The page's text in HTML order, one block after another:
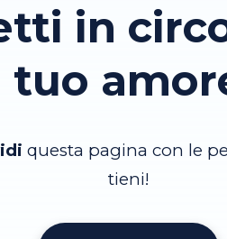
in
tuo
questa pagina con le
tieni!